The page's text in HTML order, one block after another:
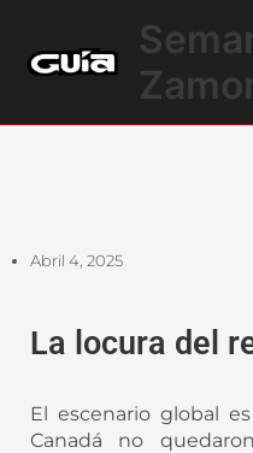
contenido
Abril 4, 2025
La locura del
El escenario global
Canadá no